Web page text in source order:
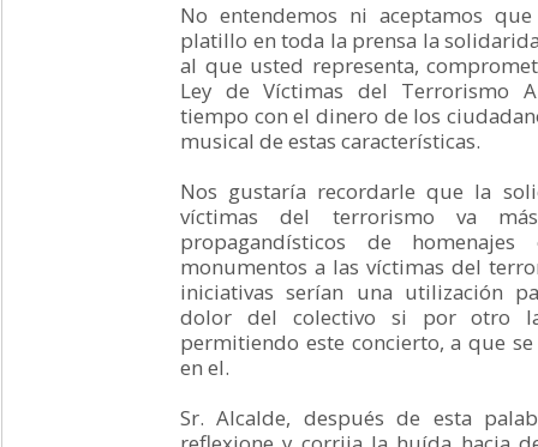
No entendemos ni aceptamos
platillo en toda la prensa la
al que usted representa,
Ley de Víctimas del Terrorismo
tiempo con el dinero de los
musical de estas características.
Nos gustaría recordarle que la
víctimas del terrorismo va
propagandísticos de
monumentos a las víctimas del
iniciativas serían una utilización
dolor del colectivo si por otro
permitiendo este concierto, a que
en el.
Sr. Alcalde, después de esta